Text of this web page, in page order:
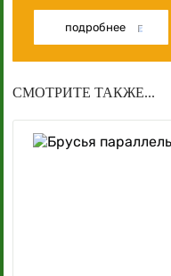
подробнее
СМОТРИТЕ ТАКЖЕ...